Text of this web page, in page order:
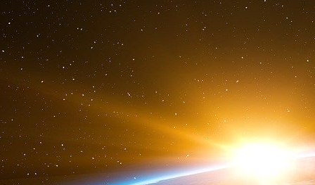
Maaroufi : Ah, tu veux le matériel du
mais réfléchis : tu ne pourras ouvrir un
code : tu ne pourras faire un attentat que si
18 janvier.
Saber discute avec un homme non
police et libéré ? A-t-il été retourné ?
L’homme : Ils l’ont tabassé, puis ils l’ont
Saber : Surtout fais-le suivre pour savoir où il
de téléphone, même le dernier.